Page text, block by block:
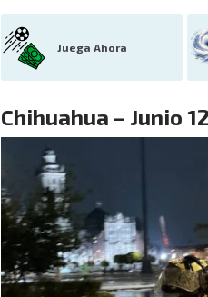
Juega Ahora
Chihuahua – Junio